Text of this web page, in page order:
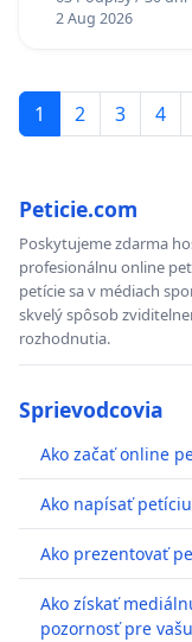
TÝŽDEŇ CIEĽ
KONTROLA
2 Aug 2026
1 2 3 4
Peticie.com
Poskytujeme zdarma
profesionálnu online
petície sa v médiach
skvelý spôsob
rozhodnutia.
Sprievodcovia
Ako začať online
Ako napísať
Ako prezentovať
Ako získať
pozornosť pre vašu